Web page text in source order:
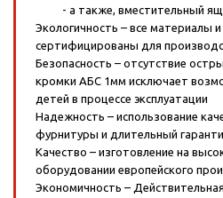
- а также, вместительный
Экологичность – все материалы
сертифицированы для
Безопасность – отсутствие
кромки АБС 1мм исключает
детей в процессе эксплуатации
Надежность – использование
фурнитуры и длительный
Качество – изготовление на
оборудовании европейского
Экономичность –